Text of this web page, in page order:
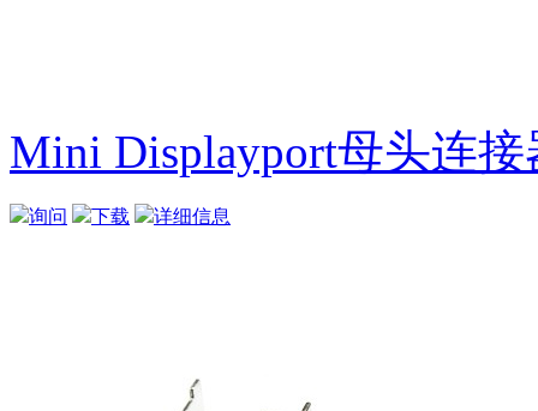
Mini Displayport母头连接
询问 下载 详细信息